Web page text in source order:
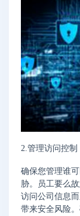
2.管理访问控制
确保您管理谁
胁。员工要么
访问公司信息
带来安全风险